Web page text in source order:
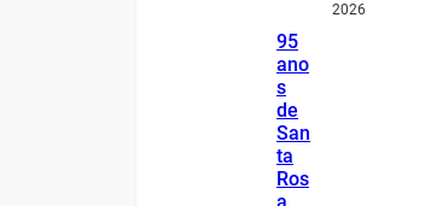
2026
95
ano
s
de
San
ta
Ros